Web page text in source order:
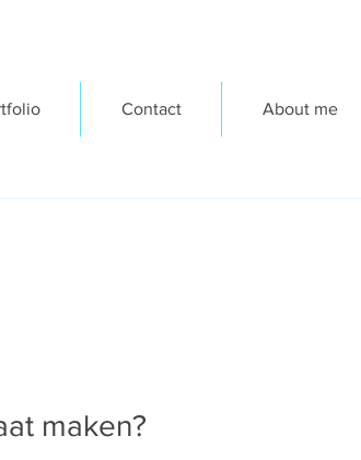
Contact About me
maken?